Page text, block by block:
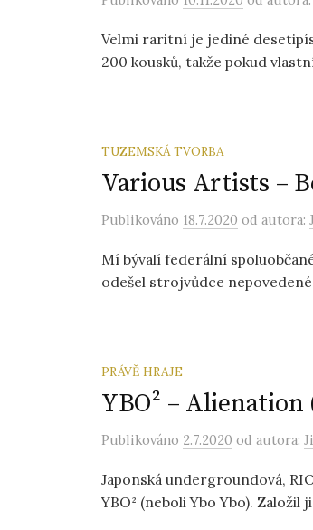
Velmi raritní je jediné
200 kousků, takže pokud
TUZEMSKÁ TVORBA
Various Artists –
Publikováno 18.7.2020 od autora:
Mí bývalí federální
odešel strojvůdce
PRÁVĚ HRAJE
YBO² ‎– Alienation
Publikováno 2.7.2020 od autora:
Japonská undergroundová,
YBO² (neboli Ybo Ybo).